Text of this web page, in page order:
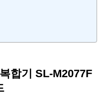
합기 SL-M2077F